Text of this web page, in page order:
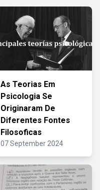
As Teorias Em
Psicologia Se
Originaram De
Diferentes Fontes
Filosoficas
07 September 2024